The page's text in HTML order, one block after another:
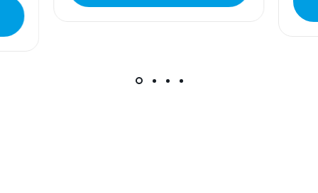
da garantuje da su svi podaci apsolutno ispravni.